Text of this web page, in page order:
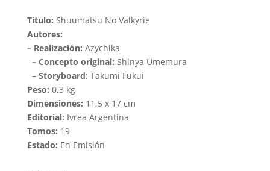
Valkyrie
#01
(Ivrea
Arg)
cantidad
Titulo: Shuumatsu No Valkyrie
Autores:
– Realización: Azychika
– Concepto original: Shinya Umemura
– Storyboard: Takumi Fukui
Peso: 0,3 kg
Dimensiones: 11,5 x 17 cm
Editorial: Ivrea Argentina
Tomos: 19
Estado: En Emisión